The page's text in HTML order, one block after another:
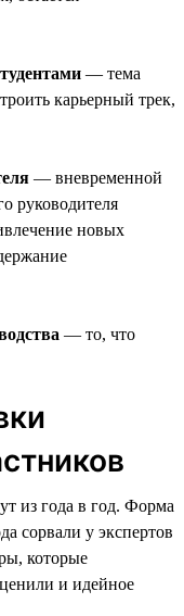
— тема
карьерный трек,
— вневременной
руководителя
новых
— то, что
из года в год. Форма
сорвали у экспертов
которые
и идейное